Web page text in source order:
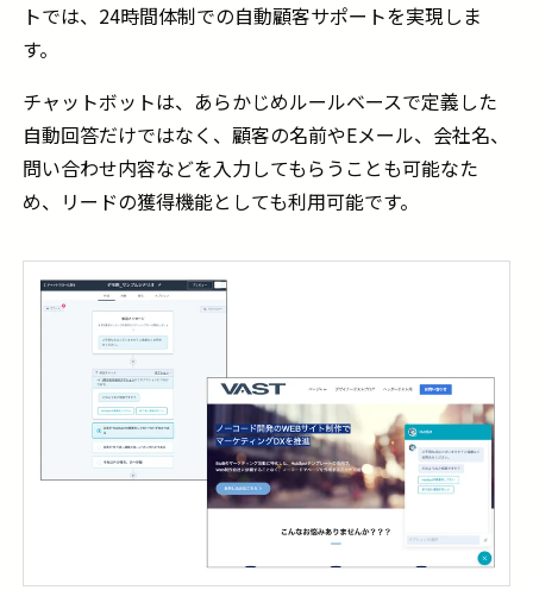
トでは、24時間体制での自動顧客サポートを実現しま
す。
チャットボットは、あらかじめルールベースで定義した
自動回答だけではなく、顧客の名前やEメール、会社名、
問い合わせ内容などを入力してもらうことも可能なた
め、リードの獲得機能としても利用可能です。